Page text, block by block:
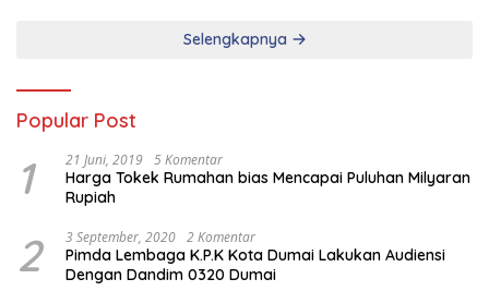
Selengkapnya
Popular Post
1 21 Juni, 2019 5 Komentar
Harga Tokek Rumahan bias Mencapai Puluhan Milyaran
Rupiah
2 3 September, 2020 2 Komentar
Pimda Lembaga K.P.K Kota Dumai Lakukan Audiensi
Dengan Dandim 0320 Dumai